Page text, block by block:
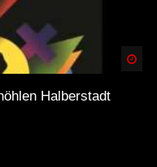
Halberstadt